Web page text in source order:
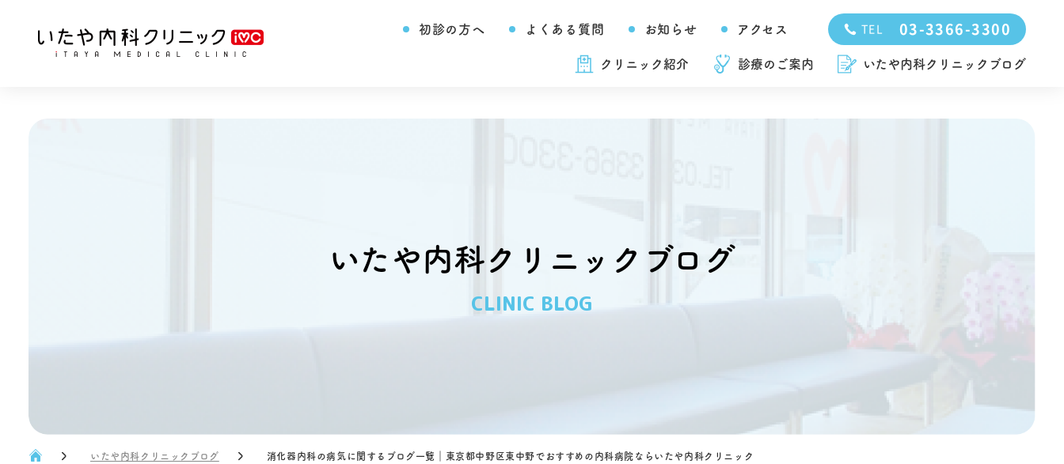
初診の方へ よくある質問 お知らせ アクセス TEL 03-3366-3300
クリニック紹介 診療のご案内 いたや内科クリニックブログ
いたや内科クリニックブログ
CLINIC BLOG
いたや内科クリニックブログ 消化器内科の病気に関するブログ一覧｜東京都中野区東中野でおすすめの内科病院ならいたや内科クリニック